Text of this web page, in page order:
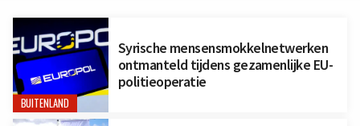
BUITENLAND
Syrische mensensmokkelnetwerken
ontmanteld tijdens gezamenlijke EU-
politieoperatie